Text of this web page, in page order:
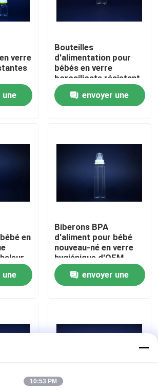
devis
cosmétiques
de parfum
verre
une
Bouteilles
d'alimentation pour
bébés en verre
borosilicate résistant
à la chaleur
envoyer une
en
une
Biberons BPA
d'aliment pour bébé
nouveau-né en verre
hygiénique d'OEM
libres
envoyer une
10:53 PM